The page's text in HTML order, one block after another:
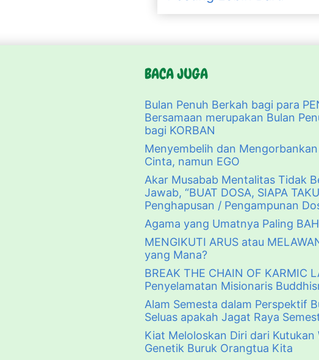
BACA JUGA
Bulan Penuh Berkah bagi para
Bersamaan merupakan Bulan
bagi KORBAN
Menyembelih dan
Cinta, namun EGO
Akar Musabab Mentalitas Tidak
Jawab, “BUAT DOSA, SIAPA
Penghapusan / Pengampunan
Agama yang Umatnya Paling
MENGIKUTI ARUS atau
yang Mana?
BREAK THE CHAIN OF KARMIC
Penyelamatan Misionaris
Alam Semesta dalam Perspektif
Seluas apakah Jagat Raya
Kiat Meloloskan Diri dari Kutukan
Genetik Buruk Orangtua Kita